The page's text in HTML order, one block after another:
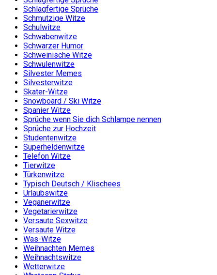
Schlagfertige Sprüche
Schmutzige Witze
Schulwitze
Schwabenwitze
Schwarzer Humor
Schweinische Witze
Schwulenwitze
Silvester Memes
Silvesterwitze
Skater-Witze
Snowboard / Ski Witze
Spanier Witze
Sprüche wenn Sie dich Schlampe nennen
Sprüche zur Hochzeit
Studentenwitze
Superheldenwitze
Telefon Witze
Tierwitze
Türkenwitze
Typisch Deutsch / Klischees
Urlaubswitze
Veganerwitze
Vegetarierwitze
Versaute Sexwitze
Versaute Witze
Was-Witze
Weihnachten Memes
Weihnachtswitze
Wetterwitze